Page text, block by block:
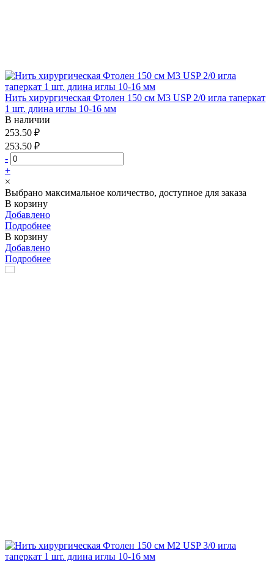
Нить хирургическая Фтолен 150 см М3 USP 2/0 игла таперкат
1 шт. длина иглы 10-16 мм
В наличии
253.50 ₽
253.50 ₽
-
+
×
Выбрано максимальное количество, доступное для заказа
В корзину
Добавлено
Подробнее
В корзину
Добавлено
Подробнее